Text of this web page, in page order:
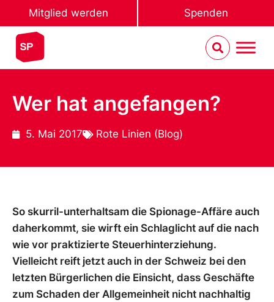
Mitglied werden Spenden
Wer hat angefangen?
5. Mai 2017 Rote Linien (Blog)
So skurril-unterhaltsam die Spionage-Affäre auch
daherkommt, sie wirft ein Schlaglicht auf die nach
wie vor praktizierte Steuerhinterziehung.
Vielleicht reift jetzt auch in der Schweiz bei den
letzten Bürgerlichen die Einsicht, dass Geschäfte
zum Schaden der Allgemeinheit nicht nachhaltig